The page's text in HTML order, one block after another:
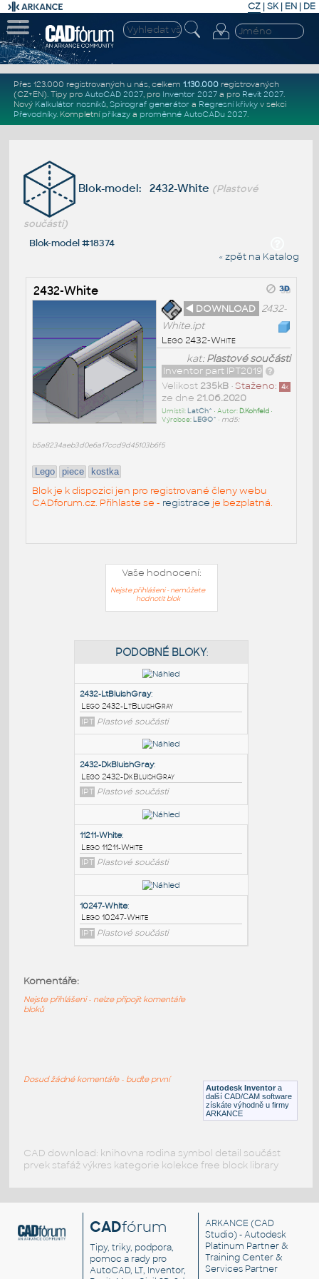
CZ | SK| EN | DE
Přes 123.000 registrovaných u nás, celkem 1.130.000registrovaných
(CZ+EN). Tipy pro AutoCAD 2027, pro Inventor 2027a pro Revit 2027.
Nový Kalkulátor nosníků, Spirograf generátor a Regresní křivkyv sekci
Převodníky. Kompletní příkazya proměnné AutoCADu 2027.
Blok-model: 2432-White (Plastové
součásti)
Blok-model #18374
« zpět na Katalog
2432-White
◄ DOWNLOAD 2432-
White.ipt
Lego 2432-White
kat:Plastové součásti
Inventor part IPT2019
Staženo: 4x
Velikost 235kB•
ze dne 21.06.2020
Umístil: LatCh^ • Autor: D.Kohfeld•
Výrobce: LEGO^ • md5:
b5a8234aeb3d0e6a17ccd9d45103b6f5
Lego piece kostka
Blok je k dispozici jen pro registrované členy webu
CADforum.cz. Přihlaste se - registrace je bezplatná.
Vaše hodnocení:
Nejste přihlášeni - nemůžete
hodnotit blok
PODOBNÉ BLOKY
2432-LtBluishGray:
Lego 2432-LtBluishGray
IPT Plastové součásti
2432-DkBluishGray:
Lego 2432-DkBluishGray
IPT Plastové součásti
Lego 11211-White
Lego 10247-White
Autodesk Inventor a
další CAD/CAM software
získáte výhodně u firmy
ARKANCE
Komentáře:
Nejste přihlášeni - nelze připojit komentáře
bloků
Dosud žádné komentáře - buďte první
CAD download: knihovna rodina symbol detail součást
prvek stafáž výkres kategorie kolekce free block library
CADfórum
Tipy, triky, podpora,
pomoc a rady pro
AutoCAD, LT, Inventor,
ARKANCE (CAD
Studio) - Autodesk
Platinum Partner &
Training Center &
Services Partner